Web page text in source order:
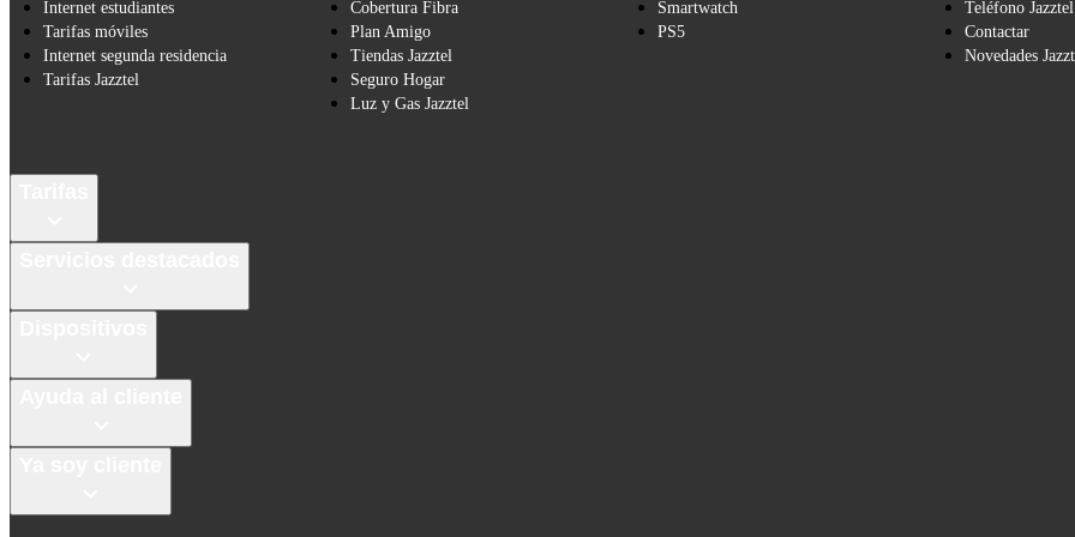
Internet estudiantes
Tarifas móviles
Internet segunda residencia
Tarifas Jazztel
Cobertura Fibra
Plan Amigo
Tiendas Jazztel
Seguro Hogar
Luz y Gas Jazztel
Smartwatch
PS5
Teléfono Jazztel
Contactar
Novedades